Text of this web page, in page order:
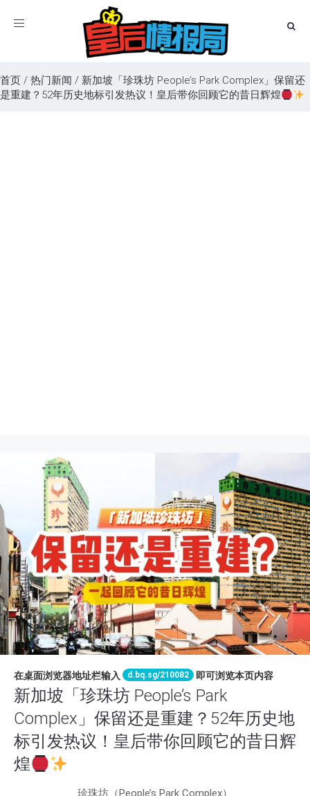
Toggle
首页 / 热门新闻 / 新加坡「珍珠坊 People’s Park Complex」保留还
是重建？52年历史地标引发热议！皇后带你回顾它的昔日辉煌
在桌面浏览器地址栏输入 d.bq.sg/210082 即可浏览本页内容
新加坡「珍珠坊 People’s Park
Complex」保留还是重建？52年历史地
标引发热议！皇后带你回顾它的昔日辉
煌
珍珠坊（People’s Park Complex）